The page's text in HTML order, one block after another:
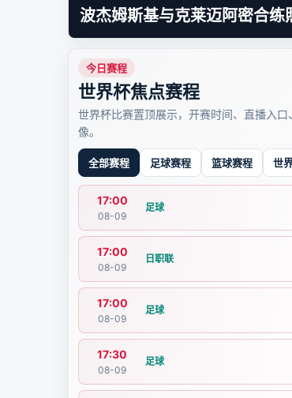
波杰姆斯基与克莱迈阿密合练
今日赛程
世界杯焦点赛程
世界杯比赛置顶展示，开赛时间、直播入
像。
全部赛程 足球赛程 篮球赛程 世
17:00
08-09
足球
17:00
08-09
日职联
17:00
08-09
足球
17:30
08-09
足球